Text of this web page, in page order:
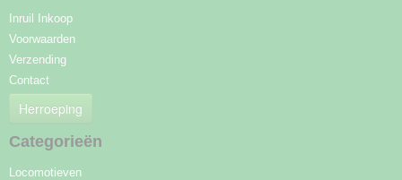
Inruil Inkoop
Voorwaarden
Verzending
Contact
Herroeping
Categorieën
Locomotieven